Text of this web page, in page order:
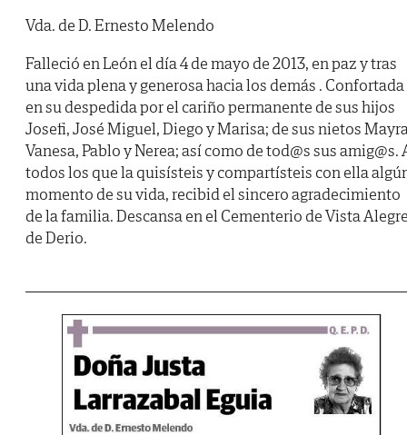
Vda. de D. Ernesto Melendo
Falleció en León el día 4 de mayo de 2013, en paz y tras
una vida plena y generosa hacia los demás . Confortada
en su despedida por el cariño permanente de sus hijos
Josefi, José Miguel, Diego y Marisa; de sus nietos
Vanesa, Pablo y Nerea; así como de tod@s sus amig@s.
todos los que la quisísteis y compartísteis con ella
momento de su vida, recibid el sincero agradecimiento
de la familia. Descansa en el Cementerio de Vista
de Derio.